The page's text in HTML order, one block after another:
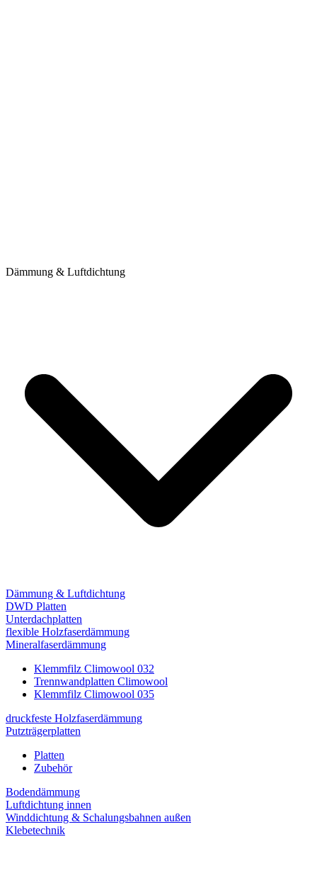
Dämmung & Luftdichtung
Dämmung & Luftdichtung
DWD Platten
Unterdachplatten
flexible Holzfaserdämmung
Mineralfaserdämmung
Klemmfilz Climowool 032
Trennwandplatten Climowool
Klemmfilz Climowool 035
druckfeste Holzfaserdämmung
Putzträgerplatten
Platten
Zubehör
Bodendämmung
Luftdichtung innen
Winddichtung & Schalungsbahnen außen
Klebetechnik